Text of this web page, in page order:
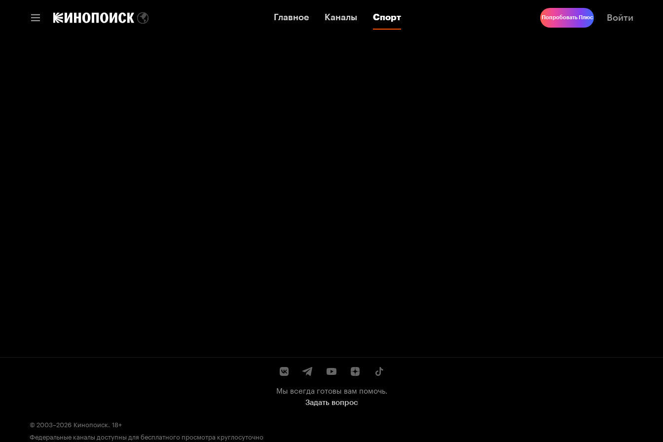
Главное Каналы Спорт
Главное Каналы Спорт Попробовать Плюс Войти
Мы всегда готовы вам помочь.
Задать вопрос
© 2003–2026 Кинопоиск. 18+
Федеральные каналы доступны для бесплатного просмотра круглосуточно